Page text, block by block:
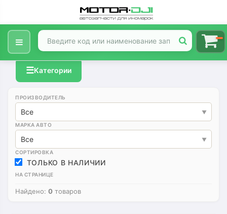
☰Категории
ПРОИЗВОДИТЕЛЬ
Все
МАРКА АВТО
Все
СОРТИРОВКА
ТОЛЬКО В НАЛИЧИИ
НА СТРАНИЦЕ
Найдено: 0 товаров